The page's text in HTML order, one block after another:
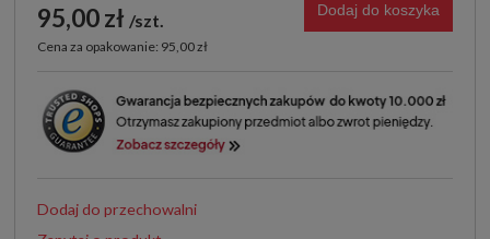
95,00 zł szt.
Cena za opakowanie: 95,00 zł
Dodaj do koszyka
Dodaj do przechowalni